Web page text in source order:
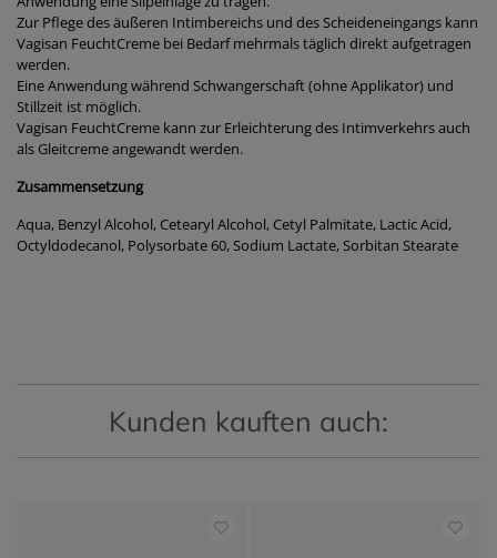
Zur Pflege des äußeren Intimbereichs und des Scheideneingangs kann
Vagisan FeuchtCreme bei Bedarf mehrmals täglich direkt aufgetragen
werden.
Eine Anwendung während Schwangerschaft (ohne Applikator) und
Stillzeit ist möglich.
Vagisan FeuchtCreme kann zur Erleichterung des Intimverkehrs auch
als Gleitcreme angewandt werden.
Zusammensetzung
Aqua, Benzyl Alcohol, Cetearyl Alcohol, Cetyl Palmitate, Lactic Acid,
Octyldodecanol, Polysorbate 60, Sodium Lactate, Sorbitan Stearate
Kunden kauften auch: